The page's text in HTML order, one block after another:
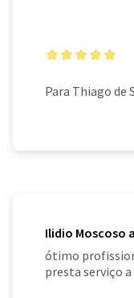
Para Thiago de
Ilidio Moscoso
ótimo
presta serviço